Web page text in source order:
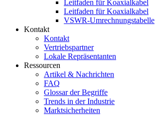
Leitfaden für Koaxialkabel
Leitfaden für Koaxialkabel
VSWR-Umrechnungstabelle
Kontakt
Kontakt
Vertriebspartner
Lokale Repräsentanten
Ressourcen
Artikel & Nachrichten
FAQ
Glossar der Begriffe
Trends in der Industrie
Marktsicherheiten